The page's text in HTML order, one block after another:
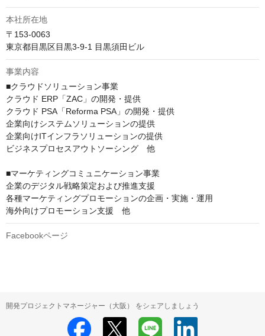
本社所在地
〒153-0063
東京都目黒区目黒3-9-1 目黒須田ビル
事業内容
■クラウドソリューション事業
クラウド ERP「ZAC」の開発・提供
クラウド PSA「Reforma PSA」の開発・提供
企業向けシステムソリューションの提供
企業向けITインフラソリューションの提供
ビジネスプロセスアウトソーシング　他
■マーケティングコミュニケーション事業
企業のデジタル戦略策定および推進支援
各種マーケティングプロモーションの企画・実施・運用
海外向けプロモーション支援　他
Facebookページ
開発プロジェクトマネージャー（大阪） をシェアしましょう